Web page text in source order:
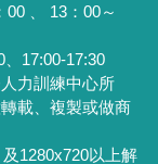
、 13：00～
17:00-17:30
力訓練中心所
載、複製或做商
1280x720以上解